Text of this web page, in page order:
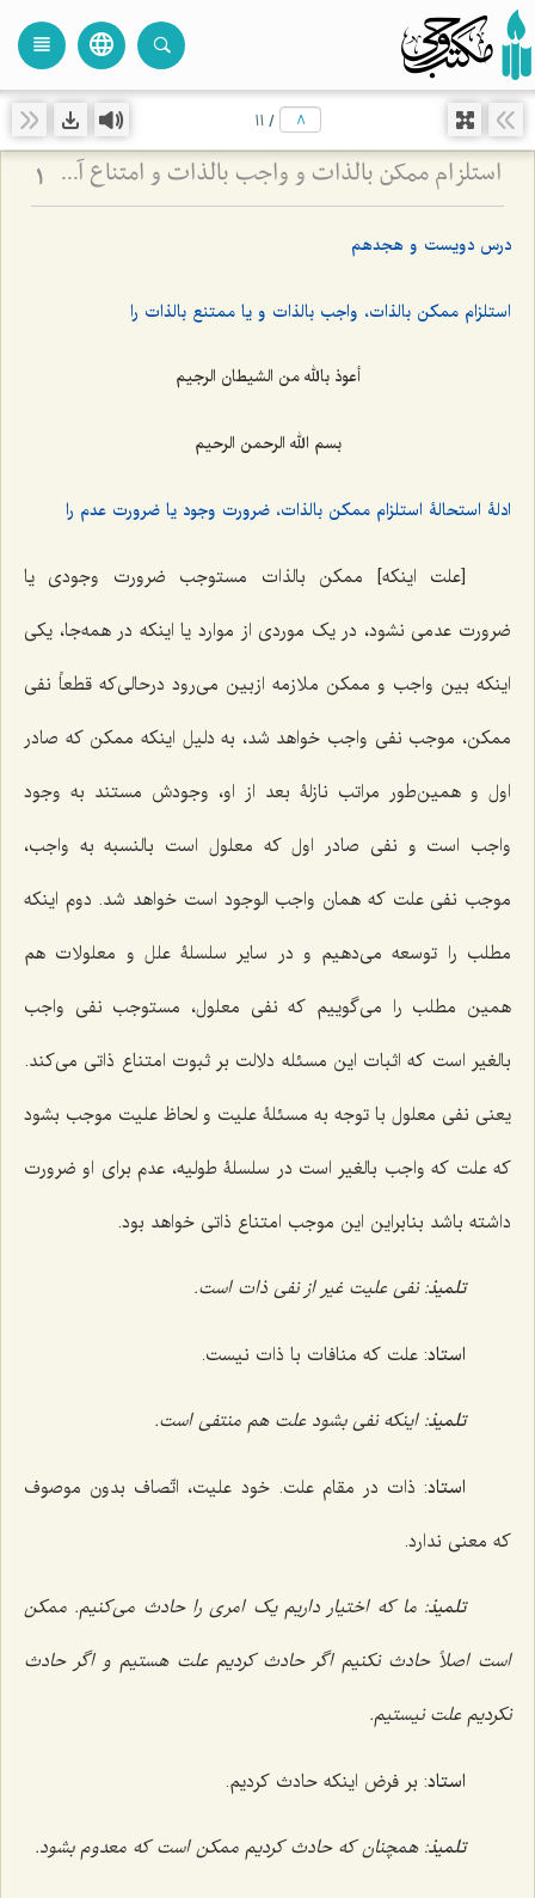
language
view_headline
/
11
استلزام ممکن بالذات و واجب بالذات و امتناع آن - بررسی نسبت علیت و معلولیت در ضرورت و امکان 1
درس دویست و هجدهم
استلزام ممکن بالذات، واجب بالذات و یا ممتنع بالذات را
أعوذ بالله من الشیطان الرجیم
بسم الله الرحمن الرحیم
ادلۀ استحالۀ استلزام ممکن بالذات، ضرورت وجود یا ضرورت عدم را
[علت اینکه] ممکن بالذات مستوجب ضرورت وجودى یا
ضرورت عدمى نشود، در یک موردى از موارد یا اینکه در همه‌جا، یکى
اینکه بین واجب و ممکن ملازمه ازبین مى‌رود درحالى‌که قطعاً نفى
ممکن، موجب نفى واجب خواهد شد، به دلیل اینکه ممکن که صادر
اول و همین‌طور مراتب نازلۀ بعد از او، وجودش مستند به وجود
واجب است و نفى صادر اول که معلول است بالنسبه به واجب،
موجب نفى علت که همان واجب الوجود است خواهد شد. دوم اینکه
مطلب را توسعه مى‌دهیم و در سایر سلسلۀ علل و معلولات هم
همین مطلب را مى‌گوییم که نفى معلول، مستوجب نفى واجب
بالغیر است که اثبات این مسئله دلالت بر ثبوت امتناع ذاتى مى‌کند.
یعنى نفى معلول با توجه به مسئلۀ علیت و لحاظ علیت موجب بشود
که علت که واجب بالغیر است در سلسلۀ طولیه، عدم براى او ضرورت
داشته باشد بنابراین این موجب امتناع ذاتى خواهد بود.
تلمیذ: نفى علیت غیر از نفى ذات است.
استاد: علت که منافات با ذات نیست.
تلمیذ: اینکه نفى بشود علت هم منتفی است.‌
استاد: ذات در مقام علت. خود علیت، اتّصاف بدون موصوف
که معنی ندارد.
تلمیذ: ما که اختیار داریم یک امرى را حادث مى‌کنیم. ممکن
است اصلاً حادث نکنیم اگر حادث کردیم علت هستیم و اگر حادث
نکردیم علت نیستیم.
استاد: بر فرض اینکه حادث کردیم.
تلمیذ: همچنان که حادث کردیم ممکن است که معدوم بشود.